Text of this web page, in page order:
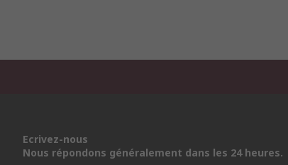
Ecrivez-nous
Nous répondons généralement dans les 24 heures.